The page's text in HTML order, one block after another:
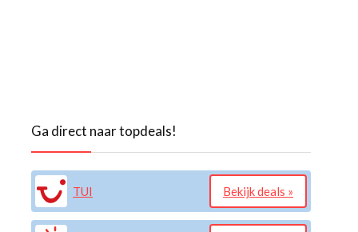
Ga direct naar topdeals!
TUI Bekijk deals »